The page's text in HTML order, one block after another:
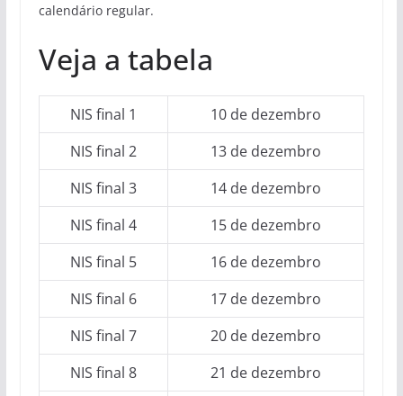
calendário regular.
Veja a tabela
NIS final 1
10 de dezembro
NIS final 2
13 de dezembro
NIS final 3
14 de dezembro
NIS final 4
15 de dezembro
NIS final 5
16 de dezembro
NIS final 6
17 de dezembro
NIS final 7
20 de dezembro
NIS final 8
21 de dezembro